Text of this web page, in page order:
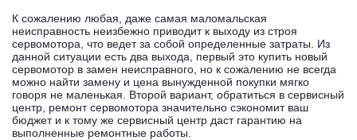
К сожалению любая, даже самая маломальская
неисправность неизбежно приводит к выходу из строя
сервомотора, что ведет за собой определенные затраты. Из
данной ситуации есть два выхода, первый это купить новый
сервомотор в замен неисправного, но к сожалению не всегда
можно найти замену и цена вынужденной покупки мягко
говоря не маленькая. Второй вариант, обратиться в сервисный
центр, ремонт сервомотора значительно сэкономит ваш
бюджет и к тому же сервисный центр даст гарантию на
выполненные ремонтные работы.